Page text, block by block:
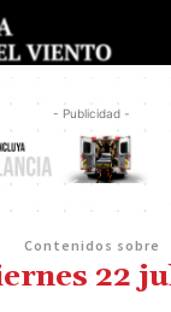
- Publicidad -
Contenidos sobre
22